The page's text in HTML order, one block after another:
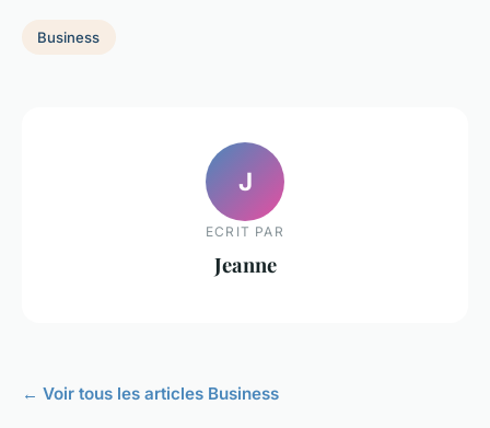
Business
J
ECRIT PAR
Jeanne
← Voir tous les articles Business